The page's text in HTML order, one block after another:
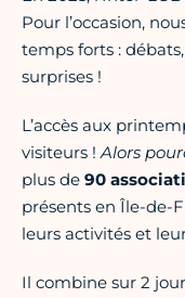
Pour l’occasion,
temps forts :
surprises !
L’accès aux
visiteurs !Alors
plus de 90
présents en Île-de-
leurs activités et
Il combine sur 2